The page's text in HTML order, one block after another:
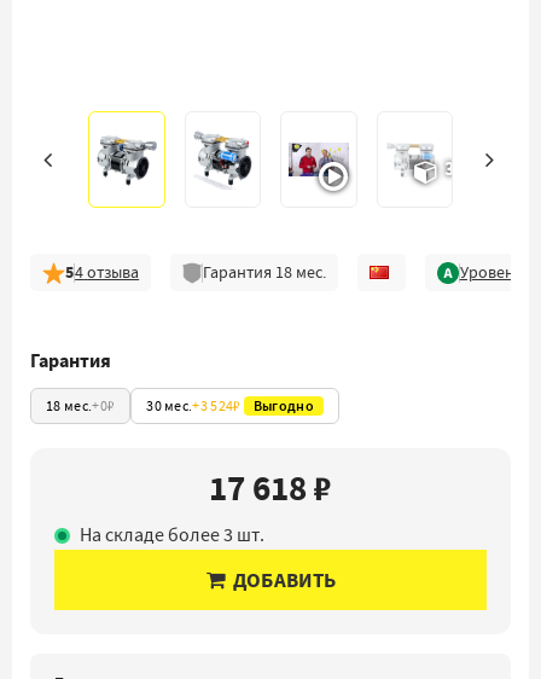
3D
54отзыва Гарантия 18мес. Уровень
Гарантия
18 мес.+0₽ 30 мес.+3 524₽ Выгодно
17 618 ₽
ДОБАВИТЬ
На складе более 3 шт.